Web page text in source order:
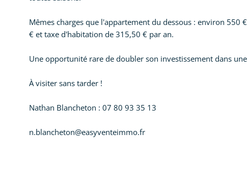
Mêmes charges que l'appartement du dessous : environ 550
€ et taxe d'habitation de 315,50 € par an.
Une opportunité rare de doubler son investissement dans
À visiter sans tarder !
Nathan Blancheton : 07 80 93 35 13
n.blancheton@easyventeimmo.fr